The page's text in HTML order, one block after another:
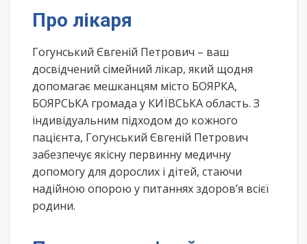
Про лікаря
Гогунський Євгеній Петрович – ваш
досвідчений сімейний лікар, який щодня
допомагає мешканцям місто БОЯРКА,
БОЯРСЬКА громада у КИЇВСЬКА область. З
індивідуальним підходом до кожного
пацієнта, Гогунський Євгеній Петрович
забезпечує якісну первинну медичну
допомогу для дорослих і дітей, стаючи
надійною опорою у питаннях здоров’я всієї
родини.